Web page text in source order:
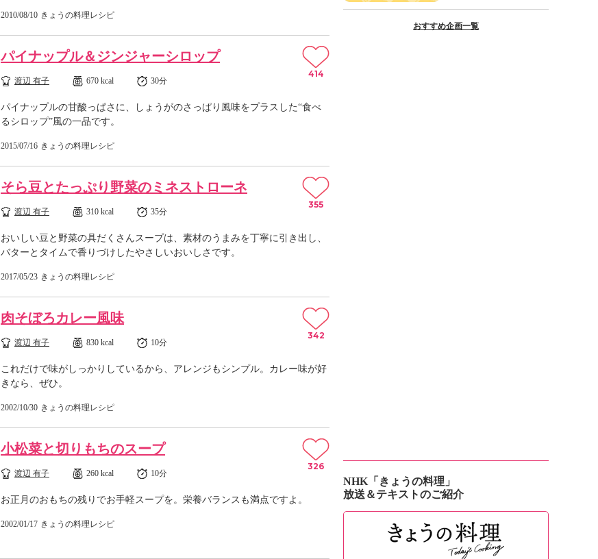
2010/08/10 きょうの料理レシピ
パイナップル＆ジンジャーシロップ
渡辺 有子 670 kcal 30分
パイナップルの甘酸っぱさに、しょうがのさっぱり風味をプラスした“食べ
るシロップ”風の一品です。
2015/07/16 きょうの料理レシピ
414
そら豆とたっぷり野菜のミネストローネ
渡辺 有子 310 kcal 35分
おいしい豆と野菜の具だくさんスープは、素材のうまみを丁寧に引き出し、
バターとタイムで香りづけしたやさしいおいしさです。
2017/05/23 きょうの料理レシピ
355
肉そぼろカレー風味
渡辺 有子 830 kcal 10分
これだけで味がしっかりしているから、アレンジもシンプル。カレー味が好
きなら、ぜひ。
2002/10/30 きょうの料理レシピ
342
小松菜と切りもちのスープ
渡辺 有子 260 kcal 10分
お正月のおもちの残りでお手軽スープを。栄養バランスも満点ですよ。
2002/01/17 きょうの料理レシピ
326
おすすめ企画一覧
NHK「きょうの料理」
放送＆テキストのご紹介